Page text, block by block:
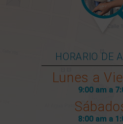
HORARIO DE
Lunes a
9:00 am a
8:00 am a